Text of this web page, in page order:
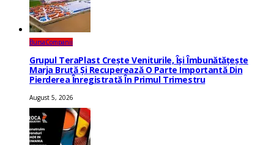
BursaCompanii
Grupul TeraPlast Crește Veniturile, Își Îmbunătățește
Marja Brută Și Recuperează O Parte Importantă Din
Pierderea Înregistrată În Primul Trimestru
August 5, 2026